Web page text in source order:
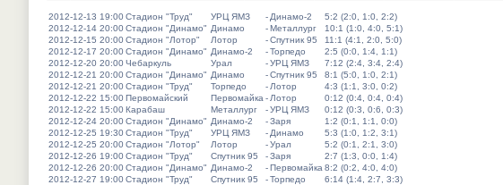
2012-12-13 19:00Стадион "Труд" УРЦ ЯМЗ - Динамо-2
5:2 (2:0, 1:0, 2:2)
2012-12-14 20:00Стадион "Динамо" Динамо -Металлург
10:1 (1:0, 4:0, 5:1)
2012-12-15 20:00Стадион "Лотор" Лотор -Спутник 95
11:1 (4:1, 2:0, 5:0)
2012-12-17 20:00Стадион "Динамо" Динамо-2 -Торпедо
2:5 (0:0, 1:4, 1:1)
2012-12-20 20:00Чебаркуль Урал -УРЦ ЯМЗ
7:12 (2:4, 3:4, 2:4)
2012-12-21 20:00Стадион "Динамо" Динамо -Спутник 95
8:1 (5:0, 1:0, 2:1)
2012-12-21 20:00Стадион "Труд" Торпедо - Лотор
4:3 (1:1, 3:0, 0:2)
2012-12-22 15:00Первомайский Первомайка - Лотор
0:12 (0:4, 0:4, 0:4)
2012-12-22 15:00Карабаш Металлург -УРЦ ЯМЗ
0:12 (0:3, 0:6, 0:3)
2012-12-24 20:00Стадион "Динамо" Динамо-2 -Заря
1:2 (0:1, 1:1, 0:0)
2012-12-25 19:30Стадион "Труд" УРЦ ЯМЗ - Динамо
5:3 (1:0, 1:2, 3:1)
2012-12-25 20:00Стадион "Лотор" Лотор -Урал
5:2 (0:1, 2:1, 3:0)
2012-12-26 19:00Стадион "Труд" Спутник 95 -Заря
2:7 (1:3, 0:0, 1:4)
2012-12-26 20:00Стадион "Динамо" Динамо-2 -Первомайка 8:2 (0:2, 4:0, 4:0)
2012-12-27 19:00Стадион "Труд" Спутник 95 -Торпедо
6:14 (1:4, 2:7, 3:3)